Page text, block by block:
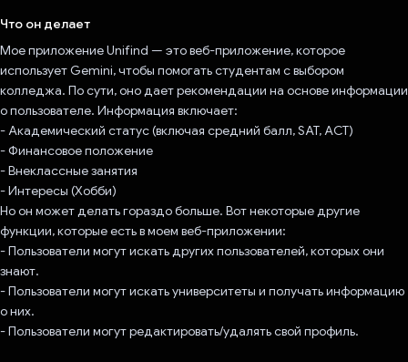
Что он делает
Мое приложение Unifind — это веб-приложение, которое
использует Gemini, чтобы помогать студентам с выбором
колледжа. По сути, оно дает рекомендации на основе информации
о пользователе. Информация включает:
- Академический статус (включая средний балл, SAT, ACT)
- Финансовое положение
- Внеклассные занятия
- Интересы (Хобби)
Но он может делать гораздо больше. Вот некоторые другие
функции, которые есть в моем веб-приложении:
- Пользователи могут искать других пользователей, которых они
знают.
- Пользователи могут искать университеты и получать информацию
о них.
- Пользователи могут редактировать/удалять свой профиль.